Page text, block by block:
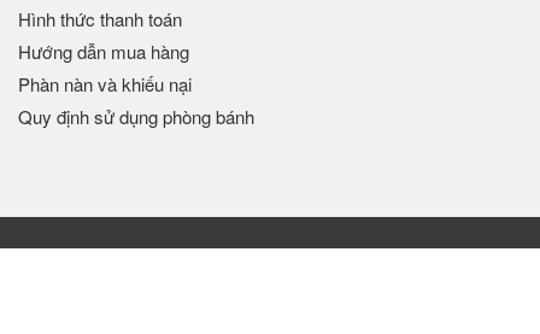
Hình thức thanh toán
Hướng dẫn mua hàng
Phàn nàn và khiếu nại
Quy định sử dụng phòng bánh